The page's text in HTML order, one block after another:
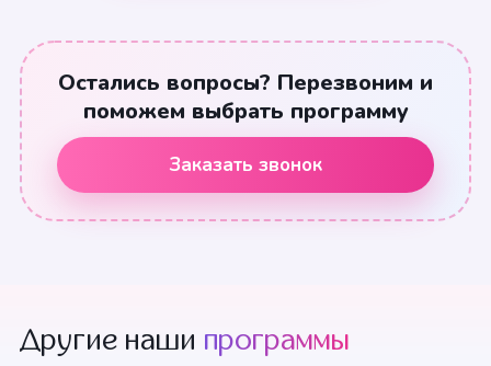
Остались вопросы? Перезвоним и
поможем выбрать программу
Заказать звонок
Другие наши программы